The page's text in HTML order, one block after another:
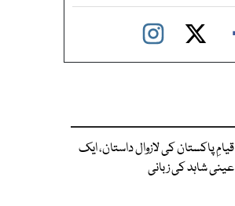
قیامِ پاکستان کی لازوال داستان، ایک
عینی شاہد کی زبانی